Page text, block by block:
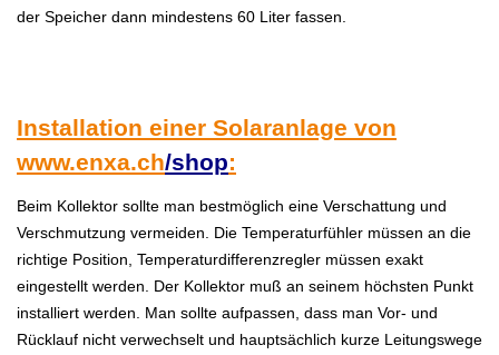
der Speicher dann mindestens 60 Liter fassen.
Installation einer Solaranlage von
www.enxa.ch/shop:
Beim Kollektor sollte man bestmöglich eine Verschattung und
Verschmutzung vermeiden. Die Temperaturfühler müssen an die
richtige Position, Temperaturdifferenzregler müssen exakt
eingestellt werden. Der Kollektor muß an seinem höchsten Punkt
installiert werden. Man sollte aufpassen, dass man Vor- und
Rücklauf nicht verwechselt und hauptsächlich kurze Leitungswege